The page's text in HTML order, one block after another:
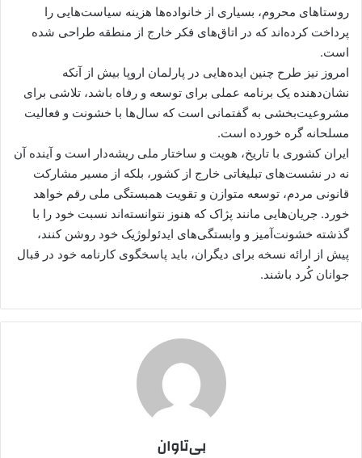
روستاهای محروم، بسیاری از خانواده‌ها هزینه سیاست‌هایی را
پرداخت کرده‌اند که در اتاق‌های فکر خارج از منطقه طراحی شده
است.
امروز نیز طرح چنین ایده‌هایی در پارلمان اروپا بیش از آنکه
نشان‌دهنده یک برنامه عملی برای توسعه و رفاه باشد، تلاشی برای
مشروعیت‌بخشی به گفتمانی است که سال‌ها با خشونت و فعالیت
مسلحانه گره خورده است.
ایران کشوری با تاریخ، هویت و ساختار ملی ریشه‌دار است و آینده آن
نه در نشست‌های تبلیغاتی خارج از کشور، بلکه از مسیر مشارکت
قانونی مردم، توسعه متوازن و تقویت همبستگی ملی رقم خواهد
خورد. جریان‌هایی مانند پژاک که هنوز نتوانسته‌اند نسبت خود را با
گذشته خشونت‌آمیز و وابستگی‌های ایدئولوژیک خود روشن کنند،
پیش از ارائه نسخه برای دیگران، باید پاسخگوی کارنامه خود در قبال
جوانان کُرد باشند.
بی‌تاوان